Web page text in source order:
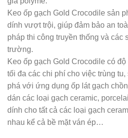
Keo ốp gạch Gold Crocodile sản
dính vượt trội, giúp đảm bảo an
pháp thi công truyền thống và các
trường.
Keo ốp gạch Gold Crocodile có
tối đa các chi phí cho việc trùng
phá với ứng dụng ốp lát gạch
dán các loại gạch ceramic,
dính cho tất cả các loại gạch
nhau kể cả bề mặt ván ép…